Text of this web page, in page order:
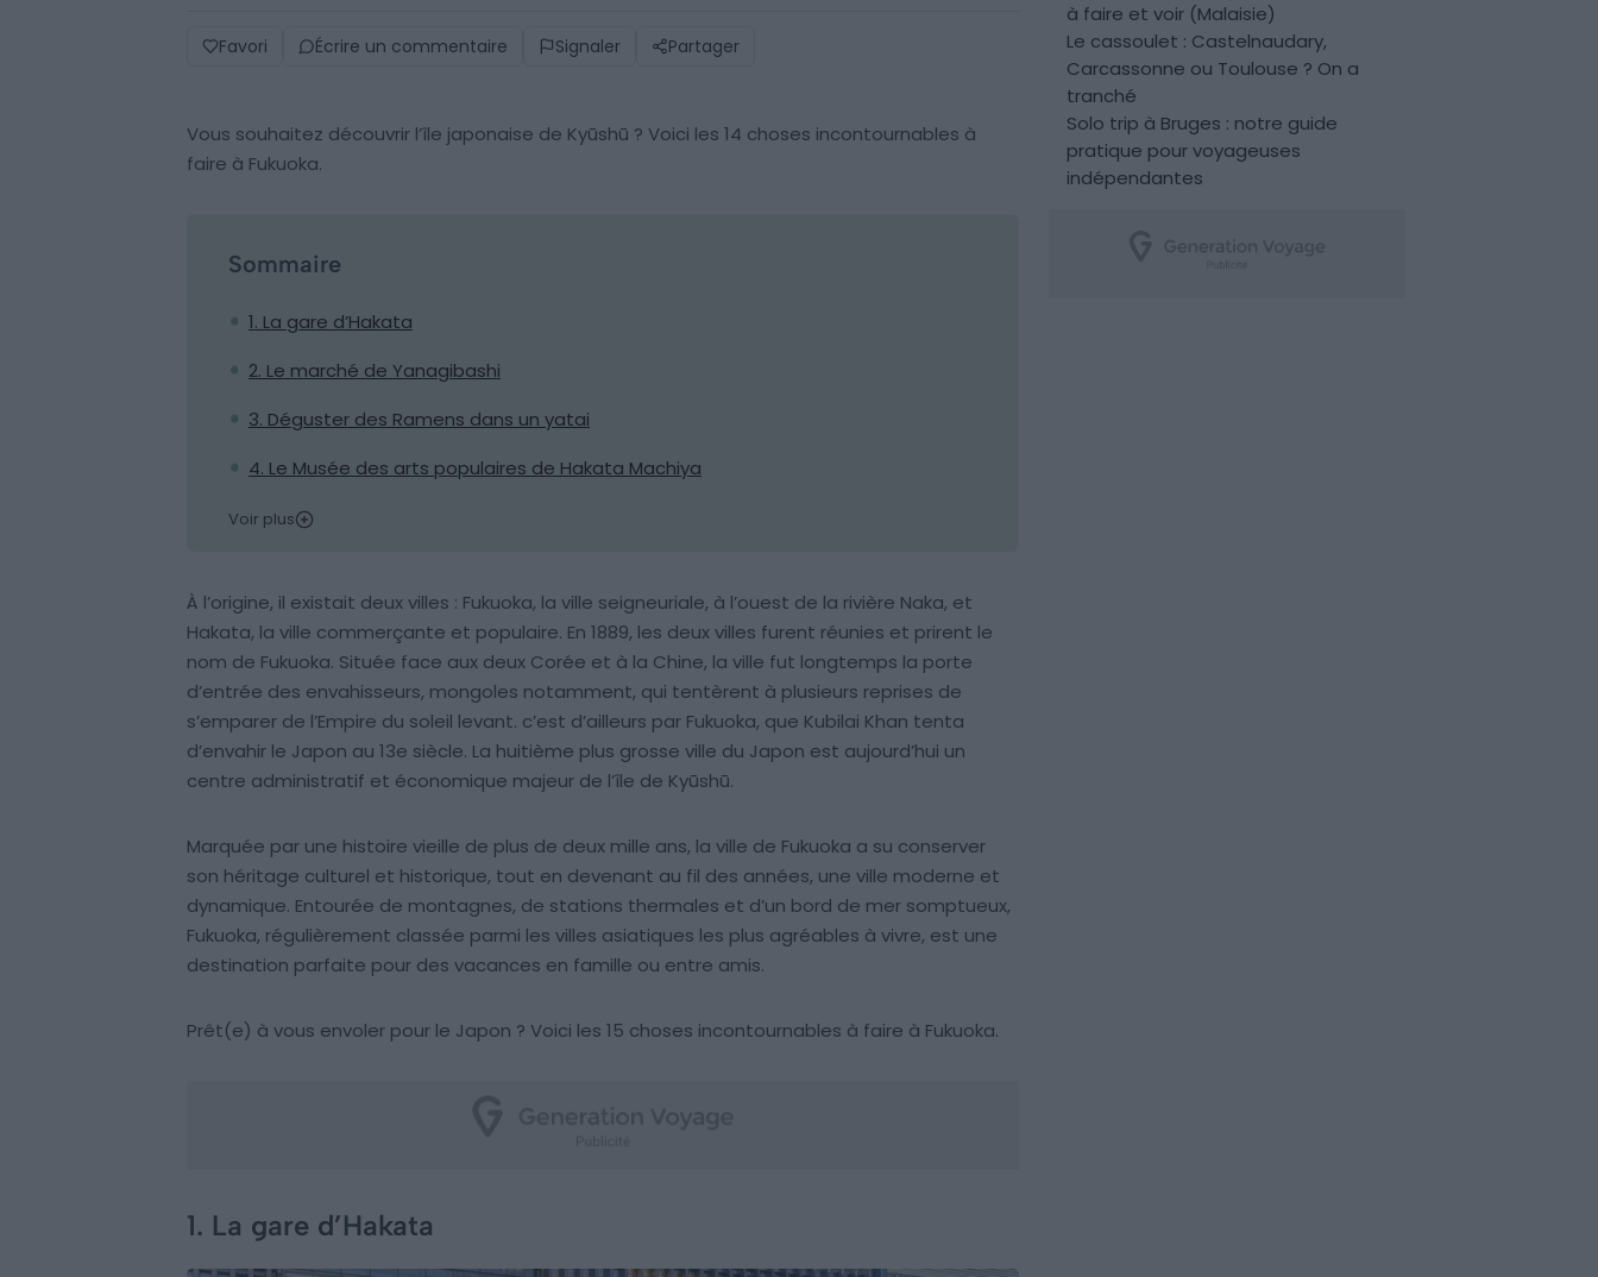
Favori Écrire un commentaire Signaler Partager
Vous souhaitez découvrir l’île japonaise de Kyūshū ? Voici les 14 choses incontournables à
faire à Fukuoka.
Sommaire
1. La gare d’Hakata
2. Le marché de Yanagibashi
3. Déguster des Ramens dans un yatai
4. Le Musée des arts populaires de Hakata Machiya
Voir plus
À l’origine, il existait deux villes : Fukuoka, la ville seigneuriale, à l’ouest de la rivière Naka, et
Hakata, la ville commerçante et populaire. En 1889, les deux villes furent réunies et prirent le
nom de Fukuoka. Située face aux deux Corée et à la Chine, la ville fut longtemps la porte
d’entrée des envahisseurs, mongoles notamment, qui tentèrent à plusieurs reprises de
s’emparer de l’Empire du soleil levant. c’est d’ailleurs par Fukuoka, que Kubilai Khan tenta
d’envahir le Japon au 13e siècle. La huitième plus grosse ville du Japon est aujourd’hui un
centre administratif et économique majeur de l’île de Kyūshū.
Marquée par une histoire vieille de plus de deux mille ans, la ville de Fukuoka a su conserver
son héritage culturel et historique, tout en devenant au fil des années, une ville moderne et
dynamique. Entourée de montagnes, de stations thermales et d’un bord de mer somptueux,
Fukuoka, régulièrement classée parmi les villes asiatiques les plus agréables à vivre, est une
destination parfaite pour des vacances en famille ou entre amis.
Prêt(e) à vous envoler pour le Japon ? Voici les 15 choses incontournables à faire à Fukuoka.
1. La gare d’Hakata
à faire et voir (Malaisie)
Le cassoulet : Castelnaudary,
Carcassonne ou Toulouse ? On a
tranché
Solo trip à Bruges : notre guide
pratique pour voyageuses
indépendantes